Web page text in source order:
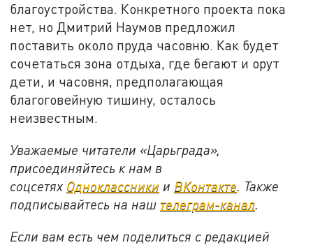
благоустройства. Конкретного проекта пока
нет, но Дмитрий Наумов предложил
поставить около пруда часовню. Как будет
сочетаться зона отдыха, где бегают и орут
дети, и часовня, предполагающая
благоговейную тишину, осталось
неизвестным.
Уважаемые читатели «Царьграда»,
присоединяйтесь к нам в
соцсетях Одноклассники и ВКонтакте. Также
подписывайтесь на наш телеграм-канал.
Если вам есть чем поделиться с редакцией